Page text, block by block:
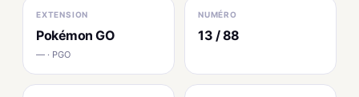
EXTENSION
Pokémon GO
— · PGO
NUMÉRO
13 / 88